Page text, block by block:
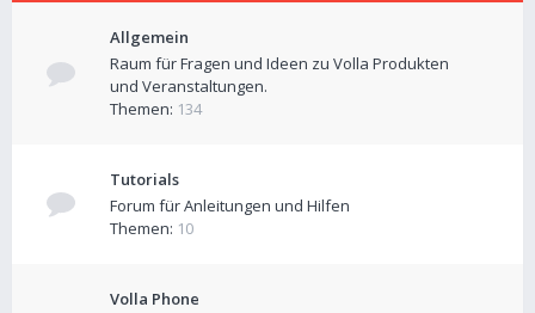
Allgemein
Raum für Fragen und Ideen zu Volla Produkten
und Veranstaltungen.
Themen: 134
Tutorials
Forum für Anleitungen und Hilfen
Themen: 10
Volla Phone